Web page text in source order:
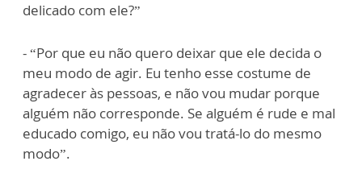
delicado com ele?”
- “Por que eu não quero deixar que ele decida o
meu modo de agir. Eu tenho esse costume de
agradecer às pessoas, e não vou mudar porque
alguém não corresponde. Se alguém é rude e mal
educado comigo, eu não vou tratá-lo do mesmo
modo”.